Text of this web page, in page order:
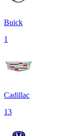
Buick
1
Cadillac
13